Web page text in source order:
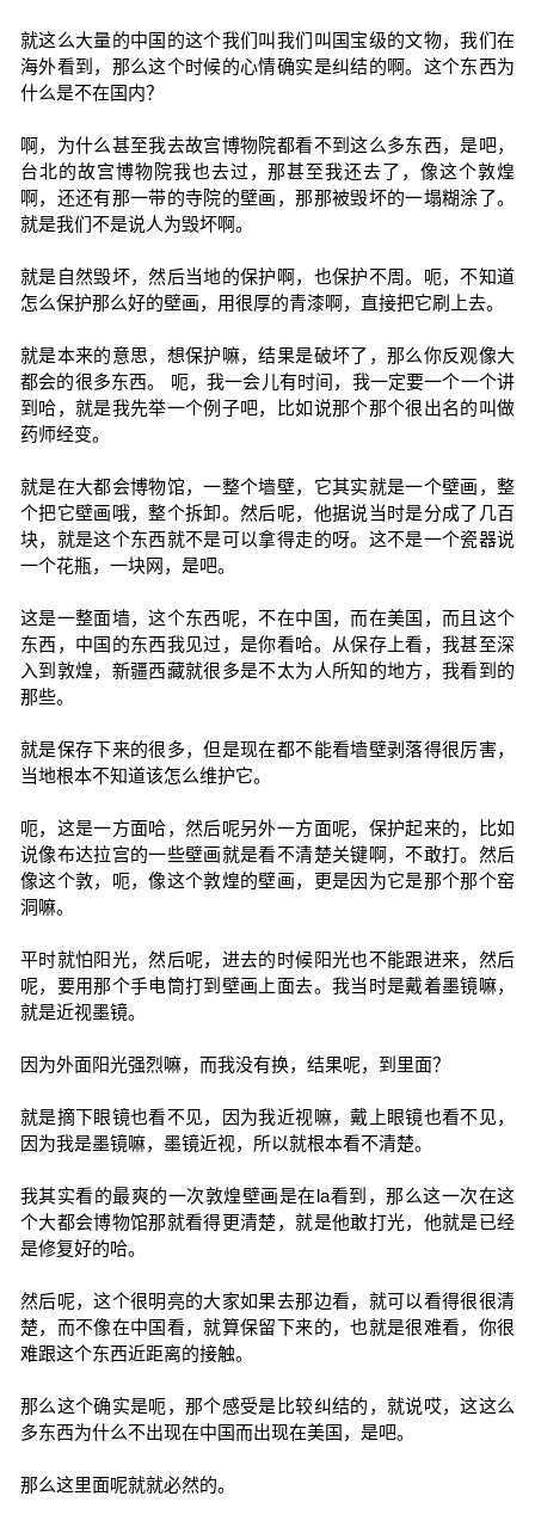
就这么大量的中国的这个我们叫我们叫国宝级的文物，我们在
海外看到，那么这个时候的心情确实是纠结的啊。这个东西为
什么是不在国内？
啊，为什么甚至我去故宫博物院都看不到这么多东西，是吧，
台北的故宫博物院我也去过，那甚至我还去了，像这个敦煌
啊，还还有那一带的寺院的壁画，那那被毁坏的一塌糊涂了。
就是我们不是说人为毁坏啊。
就是自然毁坏，然后当地的保护啊，也保护不周。呃，不知道
怎么保护那么好的壁画，用很厚的青漆啊，直接把它刷上去。
就是本来的意思，想保护嘛，结果是破坏了，那么你反观像大
都会的很多东西。 呃，我一会儿有时间，我一定要一个一个讲
到哈，就是我先举一个例子吧，比如说那个那个很出名的叫做
药师经变。
就是在大都会博物馆，一整个墙壁，它其实就是一个壁画，整
个把它壁画哦，整个拆卸。然后呢，他据说当时是分成了几百
块，就是这个东西就不是可以拿得走的呀。这不是一个瓷器说
一个花瓶，一块网，是吧。
这是一整面墙，这个东西呢，不在中国，而在美国，而且这个
东西，中国的东西我见过，是你看哈。从保存上看，我甚至深
入到敦煌，新疆西藏就很多是不太为人所知的地方，我看到的
那些。
就是保存下来的很多，但是现在都不能看墙壁剥落得很厉害，
当地根本不知道该怎么维护它。
呃，这是一方面哈，然后呢另外一方面呢，保护起来的，比如
说像布达拉宫的一些壁画就是看不清楚关键啊，不敢打。然后
像这个敦，呃，像这个敦煌的壁画，更是因为它是那个那个窑
洞嘛。
平时就怕阳光，然后呢，进去的时候阳光也不能跟进来，然后
呢，要用那个手电筒打到壁画上面去。我当时是戴着墨镜嘛，
就是近视墨镜。
因为外面阳光强烈嘛，而我没有换，结果呢，到里面？
就是摘下眼镜也看不见，因为我近视嘛，戴上眼镜也看不见，
因为我是墨镜嘛，墨镜近视，所以就根本看不清楚。
我其实看的最爽的一次敦煌壁画是在la看到，那么这一次在这
个大都会博物馆那就看得更清楚，就是他敢打光，他就是已经
是修复好的哈。
然后呢，这个很明亮的大家如果去那边看，就可以看得很很清
楚，而不像在中国看，就算保留下来的，也就是很难看，你很
难跟这个东西近距离的接触。
那么这个确实是呃，那个感受是比较纠结的，就说哎，这这么
多东西为什么不出现在中国而出现在美国，是吧。
那么这里面呢就就必然的。